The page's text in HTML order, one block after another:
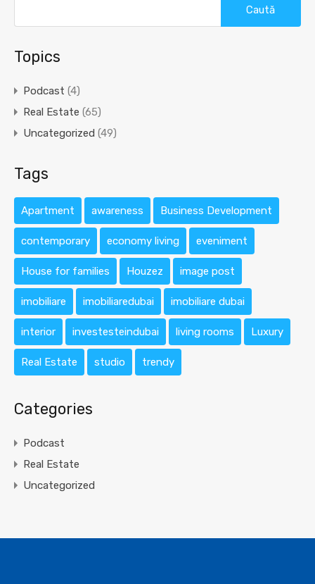
Topics
Podcast (4)
Real Estate (65)
Uncategorized (49)
Tags
Apartment awareness Business Development
contemporary economy living eveniment
House for families Houzez image post
imobiliare imobiliaredubai imobiliare dubai
interior investesteindubai living rooms Luxury
Real Estate studio trendy
Categories
Podcast
Real Estate
Uncategorized